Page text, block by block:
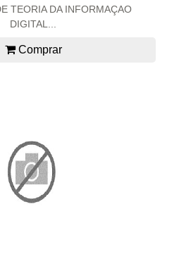
TEORIA DA INFORMAÇAO
DIGITAL...
Comprar